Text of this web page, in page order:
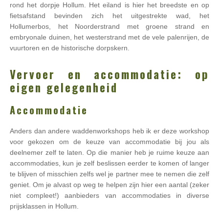
rond het dorpje Hollum. Het eiland is hier het breedste en op
fietsafstand bevinden zich het uitgestrekte wad, het
Hollumerbos, het Noorderstrand met groene strand en
embryonale duinen, het westerstrand met de vele palenrijen, de
vuurtoren en de historische dorpskern.
Vervoer en accommodatie: op
eigen gelegenheid
Accommodatie
Anders dan andere waddenworkshops heb ik er deze workshop
voor gekozen om de keuze van accommodatie bij jou als
deelnemer zelf te laten. Op die manier heb je ruime keuze aan
accommodaties, kun je zelf beslissen eerder te komen of langer
te blijven of misschien zelfs wel je partner mee te nemen die zelf
geniet. Om je alvast op weg te helpen zijn hier een aantal (zeker
niet compleet!) aanbieders van accommodaties in diverse
prijsklassen in Hollum.